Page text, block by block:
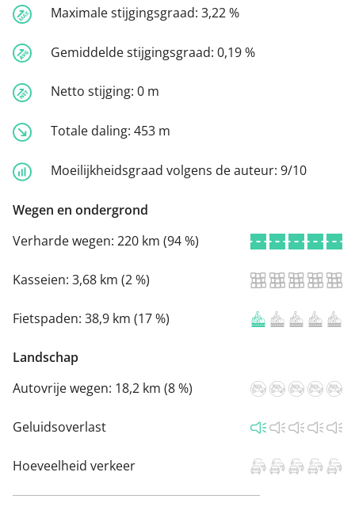
Maximale stijgingsgraad: 3,22 %
Gemiddelde stijgingsgraad: 0,19 %
Netto stijging: 0 m
Totale daling: 453 m
Moeilijkheidsgraad volgens de auteur: 9/10
Wegen en ondergrond
Verharde wegen: 220 km (94 %)
Kasseien: 3,68 km (2 %)
Fietspaden: 38,9 km (17 %)
Landschap
Autovrije wegen: 18,2 km (8 %)
Geluidsoverlast
Hoeveelheid verkeer